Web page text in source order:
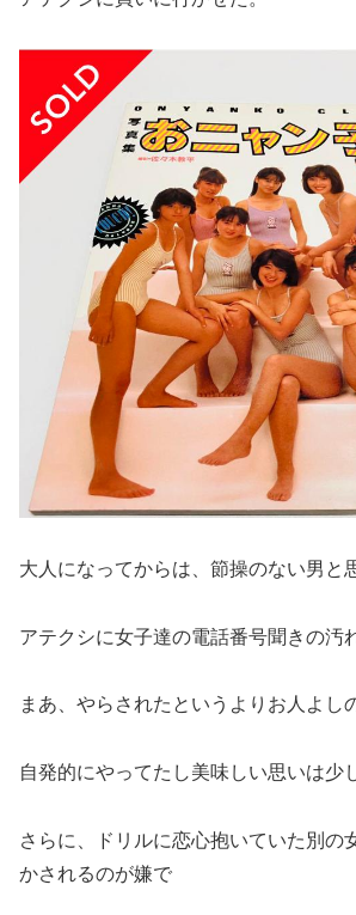
大人になってからは、節操のない男と
アテクシに女子達の電話番号聞きの汚
まあ、やらされたというよりお人よし
自発的にやってたし美味しい思いは少
さらに、ドリルに恋心抱いていた別の
かされるのが嫌で